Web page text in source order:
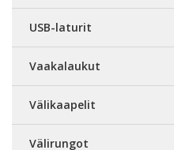
USB-laturit
Vaakalaukut
Välikaapelit
Välirungot